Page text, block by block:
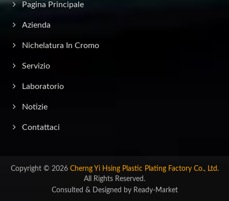
Pagina Principale
Azienda
Nichelatura In Cromo
Servizio
Laboratorio
Notizie
Contattaci
Copyright © 2026 Cherng Yi Hsing Plastic Plating Factory Co., Ltd.
All Rights Reserved.
Consulted & Designed by Ready-Market